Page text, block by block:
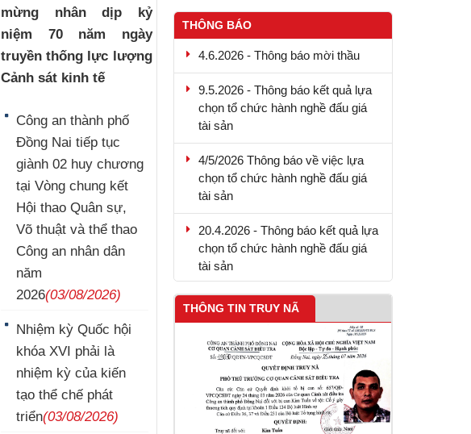
mừng nhân dịp kỷ
niệm 70 năm ngày
truyền thống lực lượng
Cảnh sát kinh tế
Công an thành phố
Đồng Nai tiếp tục
giành 02 huy chương
tại Vòng chung kết
Hội thao Quân sự,
Võ thuật và thể thao
Công an nhân dân
năm
2026(03/08/2026)
Nhiệm kỳ Quốc hội
khóa XVI phải là
nhiệm kỳ của kiến
tạo thể chế phát
triển(03/08/2026)
THÔNG BÁO
4.6.2026 - Thông báo mời thầu
9.5.2026 - Thông báo kết quả lựa
chọn tổ chức hành nghề đấu giá
tài sản
4/5/2026 Thông báo về việc lựa
chọn tổ chức hành nghề đấu giá
tài sản
20.4.2026 - Thông báo kết quả lựa
chọn tổ chức hành nghề đấu giá
tài sản
13.4.2026-Thông báo lựa chọn tổ
THÔNG TIN TRUY NÃ